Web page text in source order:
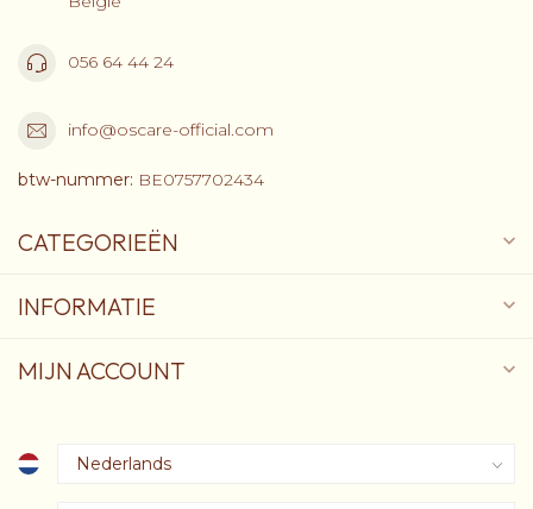
056 64 44 24
info@oscare-official.com
btw-nummer: BE0757702434
CATEGORIEËN
INFORMATIE
MIJN ACCOUNT